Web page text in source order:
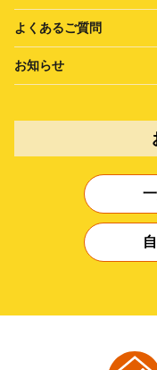
よくあるご質問
お知らせ